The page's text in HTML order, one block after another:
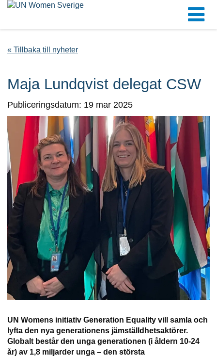
« Tillbaka till nyheter
Maja Lundqvist delegat CSW
Publiceringsdatum: 19 mar 2025
UN Womens initiativ Generation Equality vill samla och
lyfta den nya generationens jämställdhetsaktörer.
Globalt består den unga generationen (i åldern 10-24
år) av 1,8 miljarder unga – den största